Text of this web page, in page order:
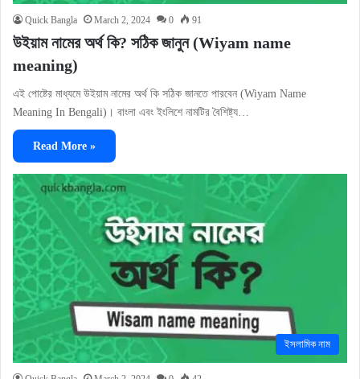
Quick Bangla March 2, 2024 0 91
উইয়াম নামের অর্থ কি? সঠিক জানুন (Wiyam name
meaning)
এই পোষ্টের মাধ্যমে উইয়াম নামের অর্থ কি সঠিক জানতে পারবেন (Wiyam Name
Meaning In Bengali)। বাংলা এবং ইংলিশে নামটির বৈশিষ্ট্য…
Read More »
ইসলামিক নাম